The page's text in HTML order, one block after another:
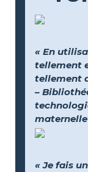
« En
tellement
tellement
–
maternelle
« Je fais